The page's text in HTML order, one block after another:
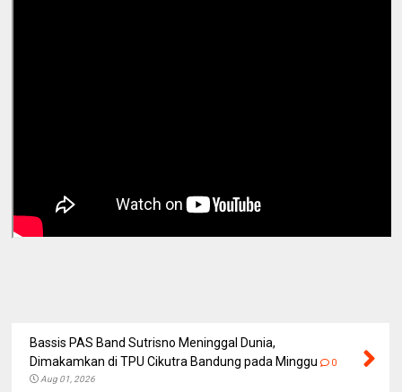
Bassis PAS Band Sutrisno Meninggal Dunia,
Dimakamkan di TPU Cikutra Bandung pada Minggu
0
Aug 01, 2026